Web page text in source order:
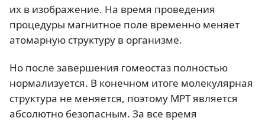
их в изображение. На время проведения
процедуры магнитное поле временно меняет
атомарную структуру в организме.
Но после завершения гомеостаз полностью
нормализуется. В конечном итоге молекулярная
структура не меняется, поэтому МРТ является
абсолютно безопасным. За все время